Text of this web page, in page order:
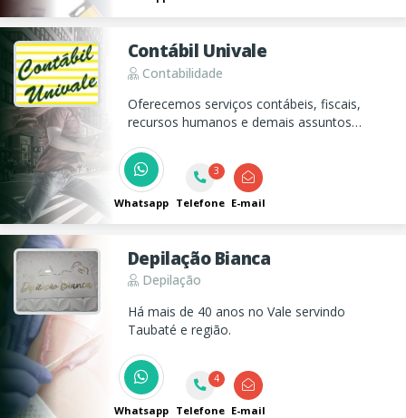
Contábil Univale
Contabilidade
Oferecemos serviços contábeis, fiscais,
recursos humanos e demais assuntos
abertura, alterações e baixas de empresas.
Whatsapp
3
Telefone E-mail
Depilação Bianca
Depilação
Há mais de 40 anos no Vale servindo
Taubaté e região.
Whatsapp
4
Telefone E-mail